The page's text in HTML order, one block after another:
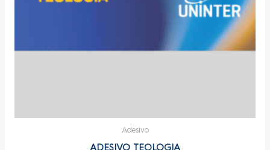
Adesivo
ADESIVO TEOLOGIA